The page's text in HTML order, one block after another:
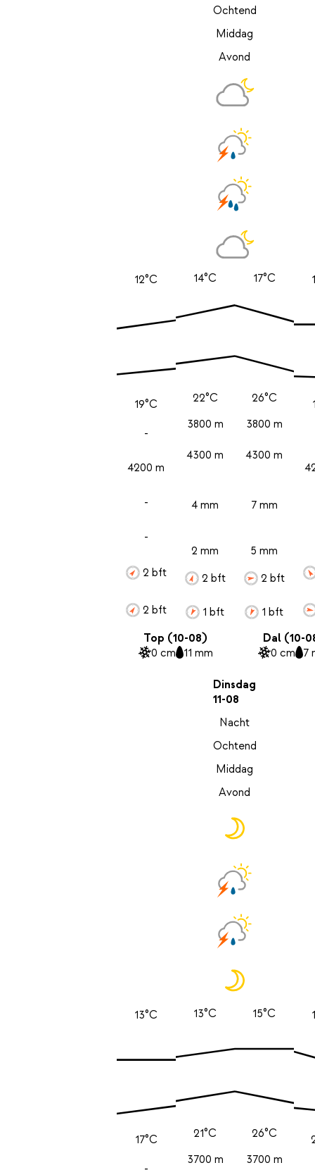
Ochtend
Middag
Avond
12°C
19°C
-
4200 m
-
-
2 bft
2 bft
14°C
22°C
3800 m
4300 m
4 mm
2 mm
2 bft
1 bft
17°C
26°C
3800 m
4300 m
7 mm
5 mm
2 bft
1 bft
Top (10-08)
0 cm 11 mm
Dal (10-
0 cm 7
Dinsdag
11-08
Nacht
Ochtend
Middag
Avond
13°C
17°C
13°C
21°C
3700 m
15°C
26°C
3700 m